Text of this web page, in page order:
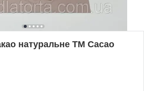
натуральне TM Cacao